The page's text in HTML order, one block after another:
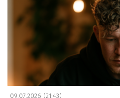
09.07.2026 (21:43)